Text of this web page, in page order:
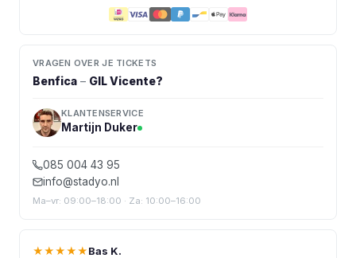
VRAGEN OVER JE TICKETS
Benfica – GIL Vicente?
KLANTENSERVICE
Martijn Duker
085 004 43 95
info@stadyo.nl
Ma–vr: 09:00–18:00 · Za: 10:00–16:00
★★★★★Bas K.